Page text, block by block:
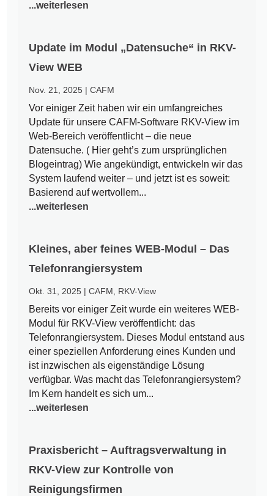
...weiterlesen
Update im Modul „Datensuche“ in RKV-
View WEB
Nov. 21, 2025 |CAFM
Vor einiger Zeit haben wir ein umfangreiches
Update für unsere CAFM-Software RKV-View im
Web-Bereich veröffentlicht – die neue
Datensuche. ( Hier geht’s zum ursprünglichen
Blogeintrag) Wie angekündigt, entwickeln wir das
System laufend weiter – und jetzt ist es soweit:
Basierend auf wertvollem...
...weiterlesen
Kleines, aber feines WEB-Modul – Das
Telefonrangiersystem
Okt. 31, 2025 |CAFM RKV-View
Bereits vor einiger Zeit wurde ein weiteres WEB-
Modul für RKV-View veröffentlicht: das
Telefonrangiersystem. Dieses Modul entstand aus
einer speziellen Anforderung eines Kunden und
ist inzwischen als eigenständige Lösung
verfügbar. Was macht das Telefonrangiersystem?
Im Kern handelt es sich um...
...weiterlesen
Praxisbericht – Auftragsverwaltung in
RKV-View zur Kontrolle von
Reinigungsfirmen